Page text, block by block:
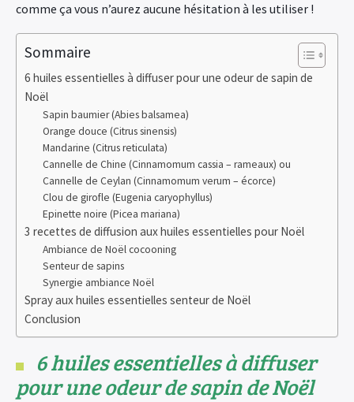
comme ça vous n’aurez aucune hésitation à les utiliser !
Sommaire
6 huiles essentielles à diffuser pour une odeur de sapin de
Noël
Sapin baumier (Abies balsamea)
Orange douce (Citrus sinensis)
Mandarine (Citrus reticulata)
Cannelle de Chine (Cinnamomum cassia – rameaux) ou
Cannelle de Ceylan (Cinnamomum verum – écorce)
Clou de girofle (Eugenia caryophyllus)
Epinette noire (Picea mariana)
3 recettes de diffusion aux huiles essentielles pour Noël
Ambiance de Noël cocooning
Senteur de sapins
Synergie ambiance Noël
Spray aux huiles essentielles senteur de Noël
Conclusion
6 huiles essentielles à diffuser
pour une odeur de sapin de Noël